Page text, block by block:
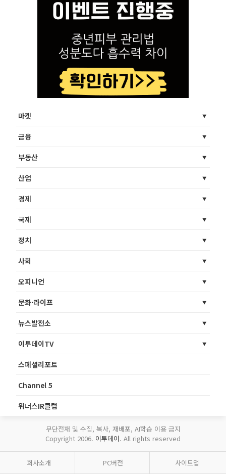
마켓
금융
부동산
산업
경제
국제
정치
사회
오피니언
문화·라이프
뉴스발전소
이투데이TV
스페셜리포트
Channel 5
위너스IR클럽
무단전재 및 수집, 복사, 재배포, AI학습 이용 금지
Copyright 2006. 이투데이. All rights reserved
회사소개 PC버전 사이트맵